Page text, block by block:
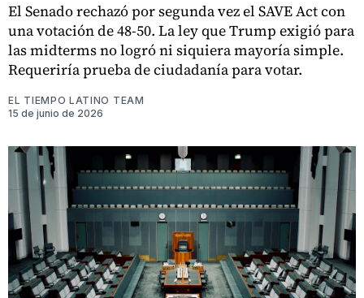
El Senado rechazó por segunda vez el SAVE Act con
una votación de 48-50. La ley que Trump exigió para
las midterms no logró ni siquiera mayoría simple.
Requeriría prueba de ciudadanía para votar.
EL TIEMPO LATINO TEAM
15 de junio de 2026